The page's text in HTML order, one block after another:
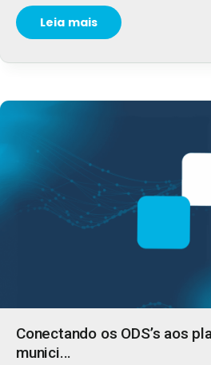
Leia mais
Conectando os ODS’s aos
munici...